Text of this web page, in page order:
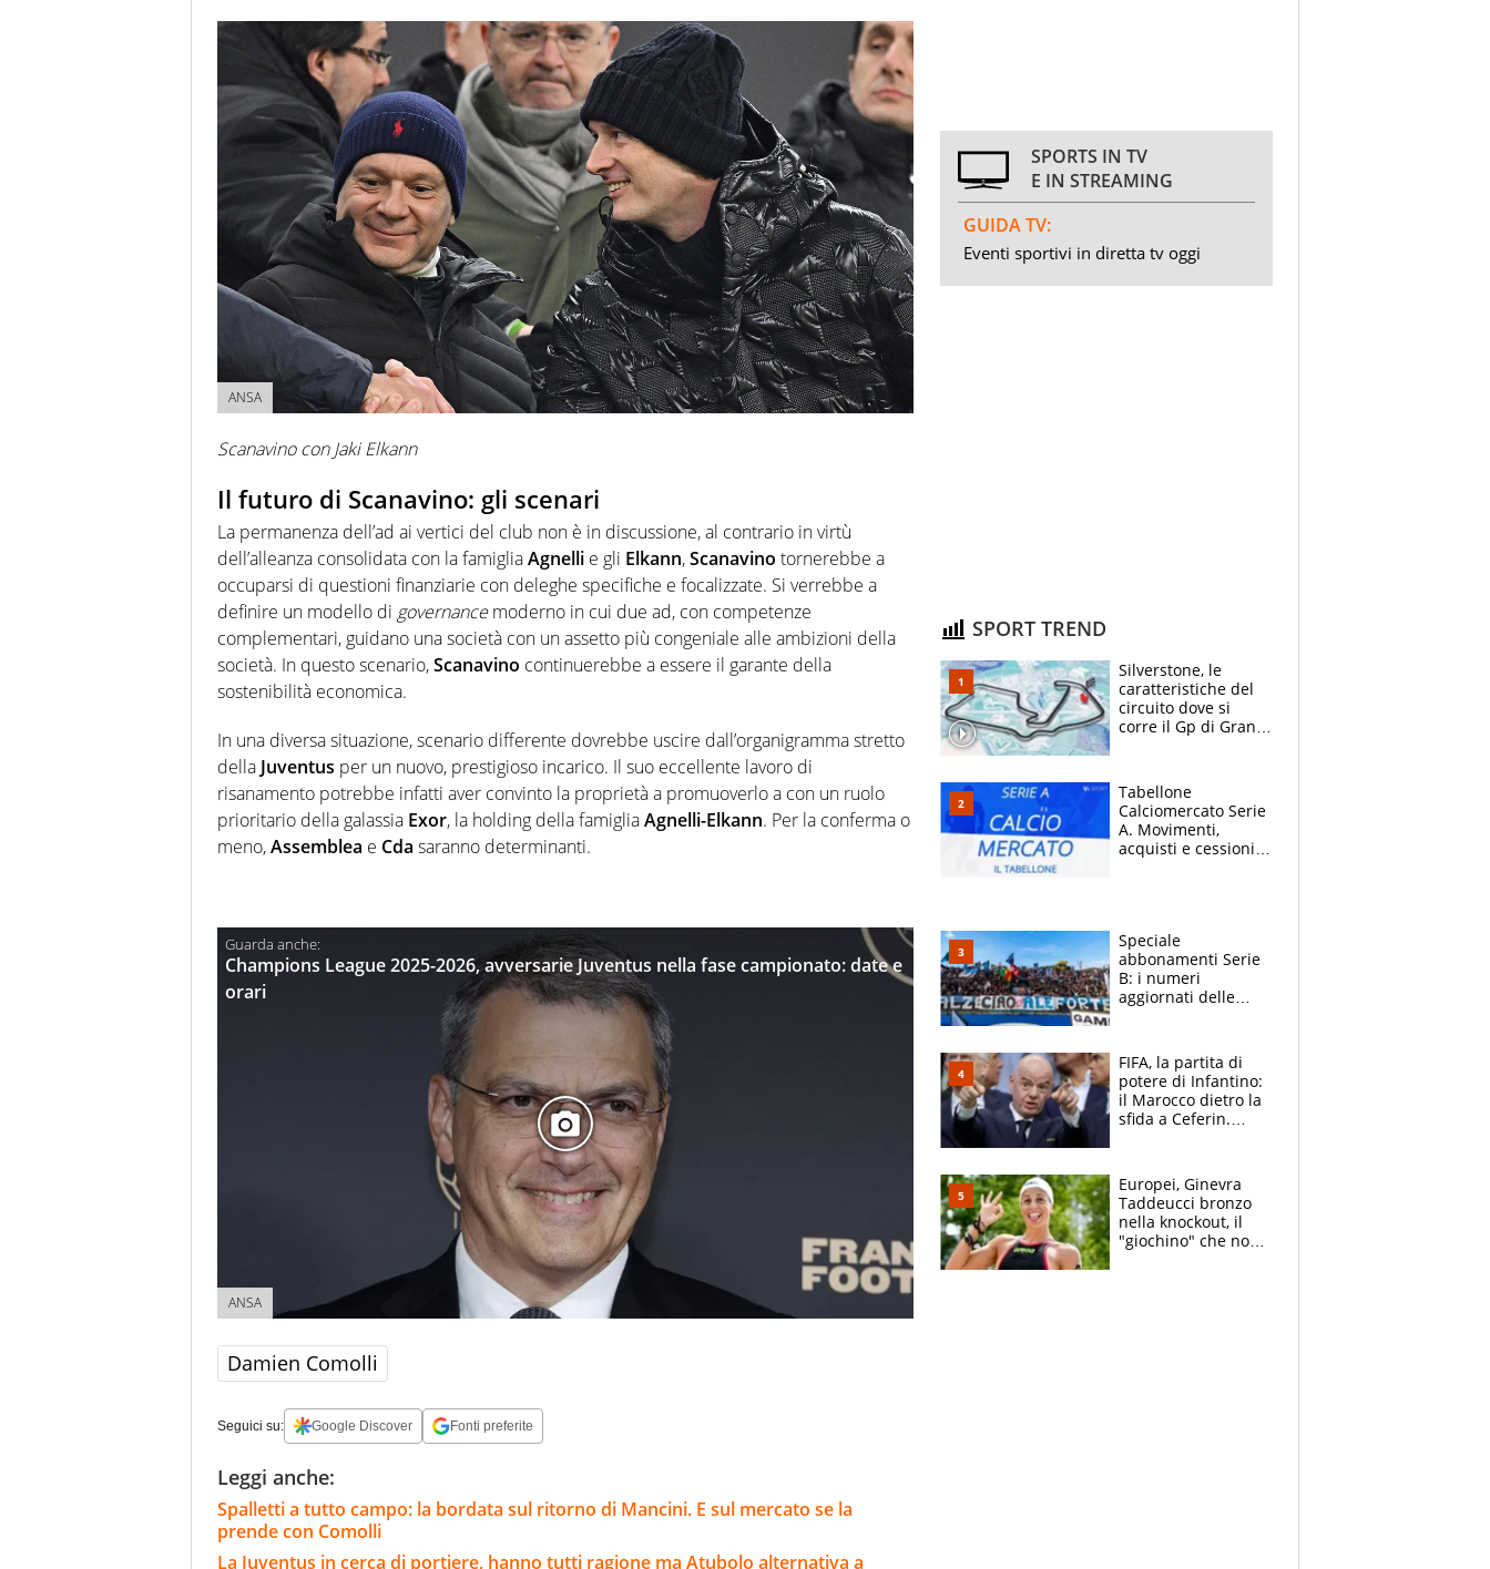
ANSA
Scanavino con Jaki Elkann
Il futuro di Scanavino: gli scenari
La permanenza dell’ad ai vertici del club non è in discussione, al contrario in virtù
dell’alleanza consolidata con la famigliaAgnelli e gli Elkann,Scanavino tornerebbe a
occuparsi di questioni finanziarie con deleghe specifiche e focalizzate. Si verrebbe a
definire un modello di governancemoderno in cui due ad, con competenze
complementari, guidano una società con un assetto più congeniale alle ambizioni della
società. In questo scenario,Scanavino continuerebbe a essere il garante della
sostenibilità economica.
In una diversa situazione, scenario differente dovrebbe uscire dall’organigramma stretto
della Juventus per un nuovo, prestigioso incarico. Il suo eccellente lavoro di
risanamento potrebbe infatti aver convinto la proprietà a promuoverlo a con un ruolo
prioritario della galassia Exor, la holding della famigliaAgnelli-Elkann. Per la conferma o
meno,Assemblea e Cda saranno determinanti.
Champions League 2025-2026, avversarie Juventus nella fase campionato: date e
orari
ANSA
Damien Comolli
Seguici su: Google Discover Fonti preferite
Leggi anche:
Spalletti a tutto campo: la bordata sul ritorno di Mancini. E sul mercato se la
prende con Comolli
La Juventus in cerca di portiere, hanno tutti ragione ma Atubolo alternativa a
SPORTS IN TV
E IN STREAMING
GUIDA TV:
Eventi sportivi in diretta tv oggi
SPORT TREND
Silverstone, le
caratteristiche del
circuito dove si
corre il Gp di Gran
Tabellone
Calciomercato Serie
A. Movimenti,
acquisti e cessioni:
Speciale
abbonamenti Serie
B: i numeri
aggiornati delle
FIFA, la partita di
potere di Infantino:
il Marocco dietro la
sfida a Ceferin.
squadre, l’ira di Figo
Europei, Ginevra
Taddeucci bronzo
nella knockout, il
"giochino" che non